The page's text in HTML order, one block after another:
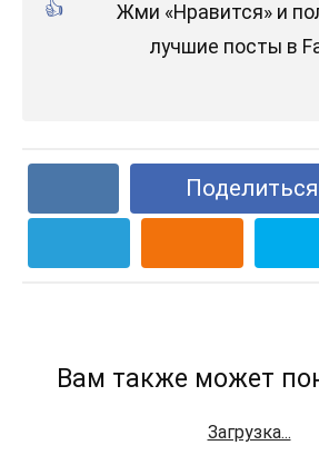
Жми «Нравится» и
лучшие посты в
Вам также может
Загрузка...